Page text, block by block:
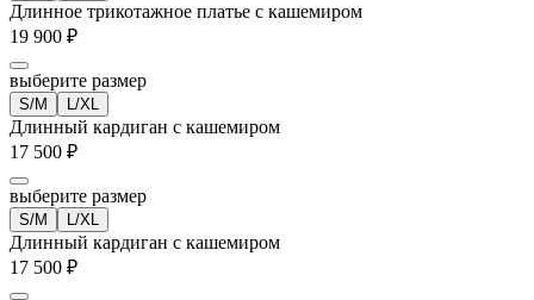
Длинное трикотажное платье с кашемиром
19 900 ₽
выберите размер
S/M L/XL
Длинный кардиган с кашемиром
17 500 ₽
выберите размер
S/M L/XL
Длинный кардиган с кашемиром
17 500 ₽